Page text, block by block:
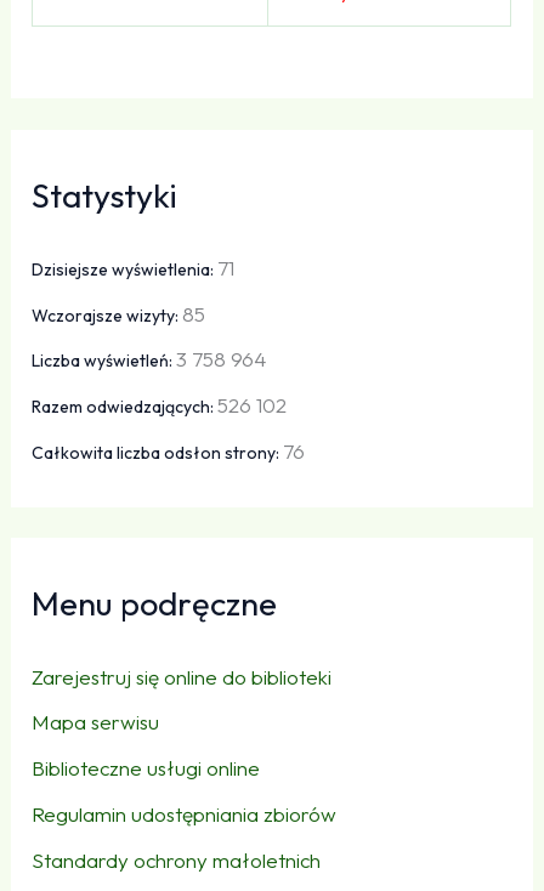
Statystyki
Dzisiejsze wyświetlenia: 71
Wczorajsze wizyty: 85
Liczba wyświetleń:3 758 964
Razem odwiedzających:526 102
Całkowita liczba odsłon strony: 76
Menu podręczne
Zarejestruj się online do biblioteki
Mapa serwisu
Biblioteczne usługi online
Regulamin udostępniania zbiorów
Standardy ochrony małoletnich